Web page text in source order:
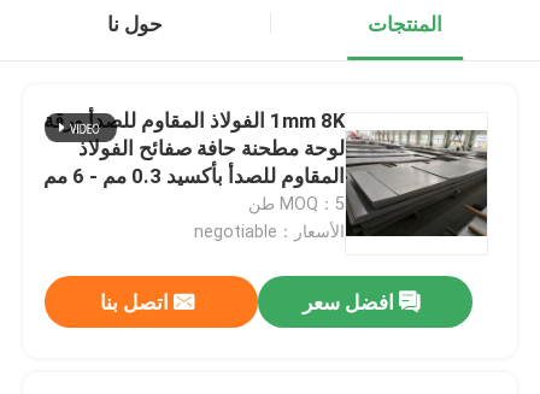
المنتجات حول نا
1mm 8K الفولاذ المقاوم للصدأ ورقة
لوحة مطحنة حافة صفائح الفولاذ
المقاوم للصدأ بأكسيد 0.3 مم - 6 مم
MOQ：5 طن
الأسعار：negotiable
افضل سعر اتصل بنا